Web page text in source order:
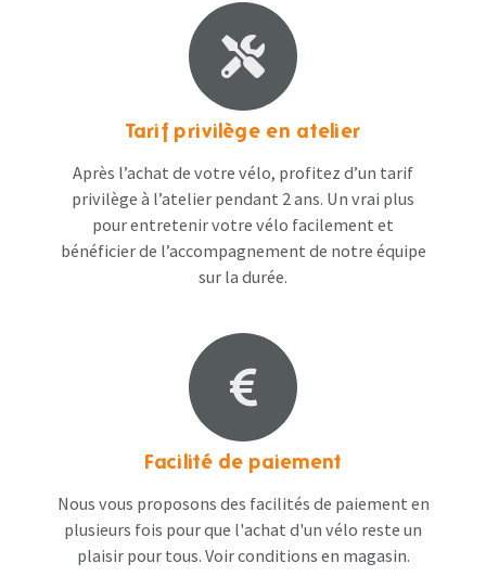
Tarif privilège en atelier
Après l’achat de votre vélo, profitez d’un tarif
privilège à l’atelier pendant 2 ans. Un vrai plus
pour entretenir votre vélo facilement et
bénéficier de l’accompagnement de notre équipe
sur la durée.
Facilité de paiement
Nous vous proposons des facilités de paiement en
plusieurs fois pour que l'achat d'un vélo reste un
plaisir pour tous. Voir conditions en magasin​.